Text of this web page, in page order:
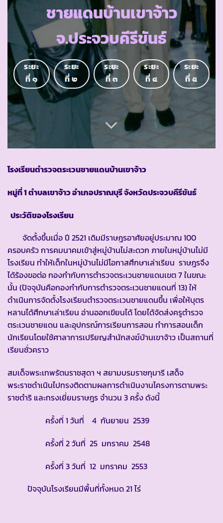
ชายแดนบ้านเขาจ้าว
จ.ประจวบคีรีขันธ์
ระยะ
ที่ ๑
ระยะ
ที่ ๒
ระยะ
ที่ ๓
ระยะ
ที่ ๔
ระยะ
ที่ ๕
โรงเรียนตำรวจตระเวนชายแดนบ้านเขาจ้าว
หมู่ที่ 1 ตำบลเขาจ้าว อำเภอปราณบุรี จังหวัดประจวบคีรีขันธ์
ประวัติของโรงเรียน
จัดตั้งขึ้นเมื่อ ปี 2521 เดิมมีราษฎรอาศัยอยู่ประมาณ 100
ครอบครัว การคมนาคมเข้าสู่หมู่บ้านไม่สะดวก ภายในหมู่บ้านไม่มี
โรงเรียน ทำให้เด็กในหมู่บ้านไม่มีโอกาสศึกษาเล่าเรียน ราษฎรจึง
ได้ร้องขอต่อ กองกำกับการตำรวจตระเวนชายแดนเขต 7 ในขณะ
นั้น (ปัจจุบันคือกองกำกับการตำรวจตระเวนชายแดนที่ 13) ให้
ดำเนินการจัดตั้งโรงเรียนตำรวจตระเวนชายแดนขึ้น เพื่อให้บุตร
หลานได้ศึกษาเล่าเรียน อ่านออกเขียนได้ โดยได้จัดส่งครูตำรวจ
ตระเวนชายแดน และอุปกรณ์การเรียนการสอน ทำการสอนเด็ก
นักเรียนโดยใช้ศาลาการเปรียญสำนักสงฆ์บ้านเขาจ้าว เป็นสถานที่
เรียนชั่วคราว
สมเด็จพระเทพรัตนราชสุดา ฯ สยามบรมราชกุมารี เสด็จ
พระราชดำเนินไปทรงติดตามผลการดำเนินงานโครงการตามพระ
ราชดำริ และทรงเยี่ยมราษฎร จำนวน 3 ครั้ง ดังนี้
ครั้งที่ 1 วันที่ 4 กันยายน 2539
ครั้งที่ 2 วันที่ 25 มกราคม 2548
ครั้งที่ 3 วันที่ 12 มกราคม 2553
ปัจจุบันโรงเรียนมีพื้นที่ทั้งหมด 21 ไร่